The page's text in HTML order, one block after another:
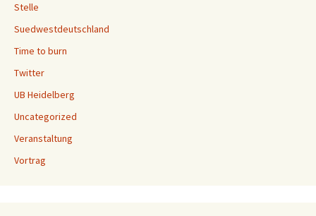
Stelle
Suedwestdeutschland
Time to burn
Twitter
UB Heidelberg
Uncategorized
Veranstaltung
Vortrag